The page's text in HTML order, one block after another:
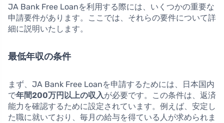
JA Bank Free Loanを利用する際には、いくつかの重要な
申請要件があります。ここでは、それらの要件について詳
細に説明いたします。
最低年収の条件
まず、JA Bank Free Loanを申請するためには、日本国内
で年間200万円以上の収入が必要です。この条件は、返済
能力を確認するために設定されています。例えば、安定し
た職に就いており、毎月の給与を得ている人が求められま